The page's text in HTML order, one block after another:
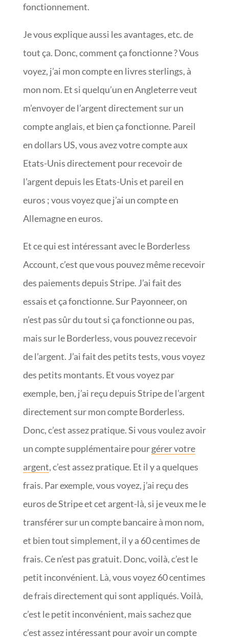
fonctionnement.
Je vous explique aussi les avantages, etc. de
tout ça. Donc, comment ça fonctionne ? Vous
voyez, j’ai mon compte en livres sterlings, à
mon nom. Et si quelqu’un en Angleterre veut
m’envoyer de l’argent directement sur un
compte anglais, et bien ça fonctionne. Pareil
en dollars US, vous avez votre compte aux
Etats-Unis directement pour recevoir de
l’argent depuis les Etats-Unis et pareil en
euros ; vous voyez que j’ai un compte en
Allemagne en euros.
Et ce qui est intéressant avec le Borderless
Account, c’est que vous pouvez même recevoir
des paiements depuis Stripe. J’ai fait des
essais et ça fonctionne. Sur Payonneer, on
n’est pas sûr du tout si ça fonctionne ou pas,
mais sur le Borderless, vous pouvez recevoir
de l’argent. J’ai fait des petits tests, vous voyez
des petits montants. Et vous voyez par
exemple, ben, j’ai reçu depuis Stripe de l’argent
directement sur mon compte Borderless.
Donc, c’est assez pratique. Si vous voulez avoir
un compte supplémentaire pourgérer votre
argent, c’est assez pratique. Et il y a quelques
frais. Par exemple, vous voyez, j’ai reçu des
euros de Stripe et cet argent-là, si je veux me le
transférer sur un compte bancaire à mon nom,
et bien tout simplement, il y a 60 centimes de
frais. Ce n’est pas gratuit. Donc, voilà, c’est le
petit inconvénient. Là, vous voyez 60 centimes
de frais directement qui sont appliqués. Voilà,
c’est le petit inconvénient, mais sachez que
c’est assez intéressant pour avoir un compte